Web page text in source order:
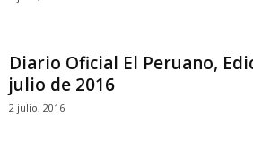
Diario Oficial El Peruano,
julio de 2016
2 julio, 2016